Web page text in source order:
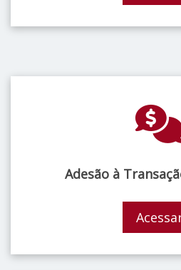
Adesão à